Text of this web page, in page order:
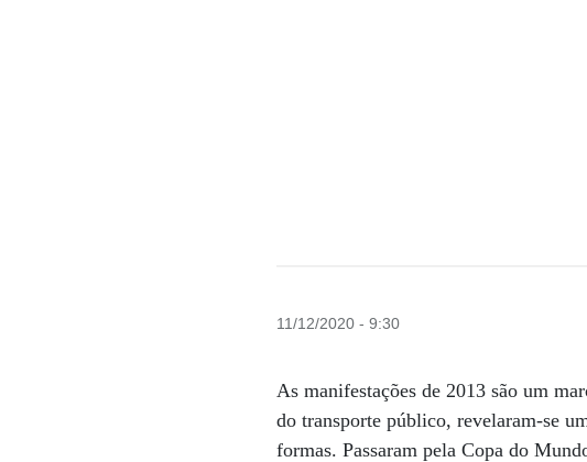
11/12/2020 - 9:30
As manifestações de 2013 são um
do transporte público, revelaram-se
formas. Passaram pela Copa do